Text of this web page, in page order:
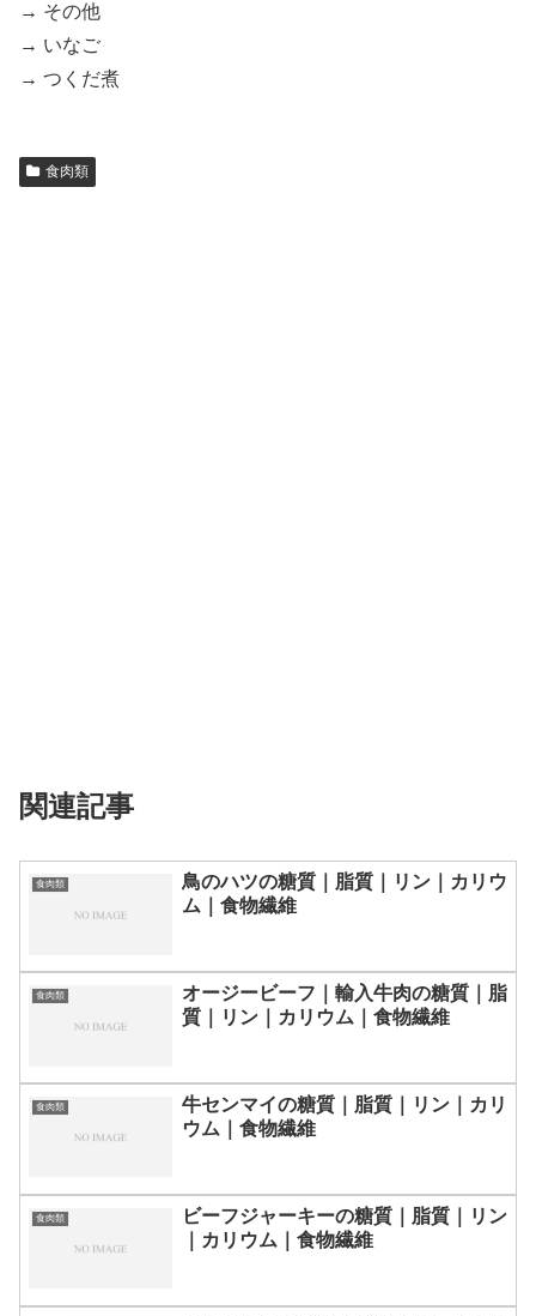
→ その他
→ いなご
→ つくだ煮
食肉類
関連記事
食肉類
鳥のハツの糖質｜脂質｜リン｜カリウ
ム｜食物繊維
食肉類
オージービーフ｜輸入牛肉の糖質｜脂
質｜リン｜カリウム｜食物繊維
食肉類
牛センマイの糖質｜脂質｜リン｜カリ
ウム｜食物繊維
食肉類
ビーフジャーキーの糖質｜脂質｜リン
｜カリウム｜食物繊維